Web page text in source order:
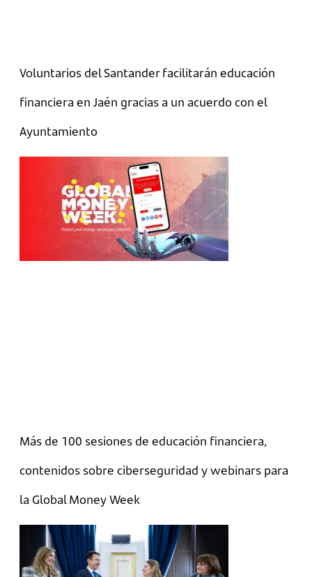
Voluntarios del Santander facilitarán educación
financiera en Jaén gracias a un acuerdo con el
Ayuntamiento
Más de 100 sesiones de educación financiera,
contenidos sobre ciberseguridad y webinars para
la Global Money Week